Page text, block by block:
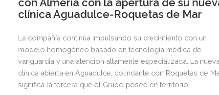
con Almería con la apertura de su
clínica Aguadulce-Roquetas de Mar
La compañía continúa impulsando su crecimiento con un
modelo homogéneo basado en tecnología médica de
vanguardia y una atención altamente especializada. La
clínica abierta en Aguadulce, colindante con Roquetas de
significa la tercera que el Grupo posee en territorio